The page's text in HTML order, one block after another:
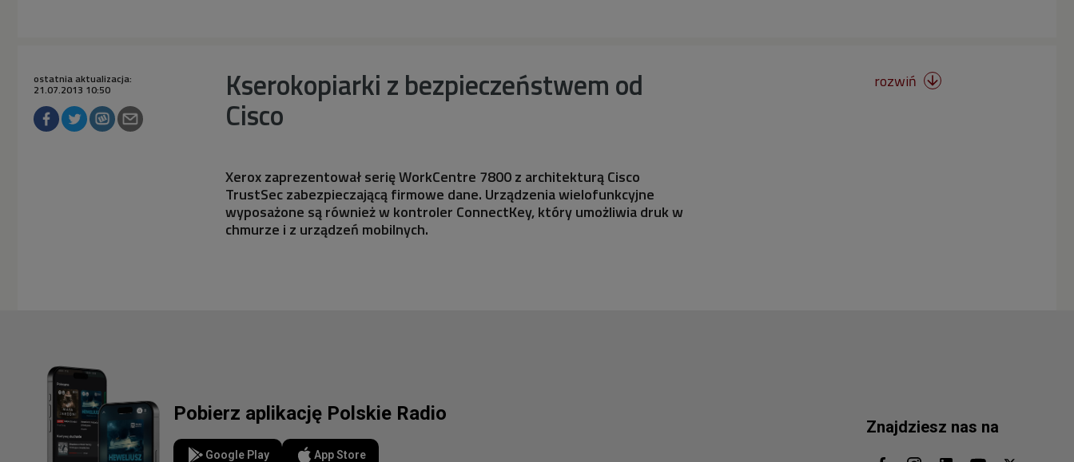
Kserokopiarki z bezpieczeństwem od
Cisco
ostatnia aktualizacja:
21.07.2013 10:50
Xerox zaprezentował serię WorkCentre 7800 z architekturą Cisco
TrustSec zabezpieczającą firmowe dane. Urządzenia wielofunkcyjne
wyposażone są również w kontroler ConnectKey, który umożliwia druk w
chmurze i z urządzeń mobilnych.
rozwiń 
Pobierz aplikację Polskie Radio
Google Play App Store
Znajdziesz nas na